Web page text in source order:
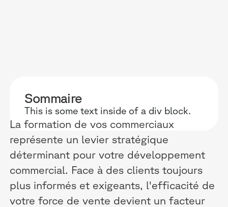
FORCES DE
CONFORMITÉ
RELATIONS
CLIENTS &
MANIFESTE
TÉMOIGNAGES
INTÉGRATIONS
GUIDES
RECHERCHE
Sommaire
This is some text inside of a div block.
La formation de vos commerciaux
représente un levier stratégique
déterminant pour votre développement
commercial. Face à des clients toujours
plus informés et exigeants, l'efficacité de
votre force de vente devient un facteur